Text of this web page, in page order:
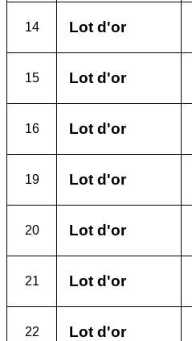
14 Lot d'or
15 Lot d'or
16 Lot d'or
19 Lot d'or
20 Lot d'or
21 Lot d'or
22 Lot d'or